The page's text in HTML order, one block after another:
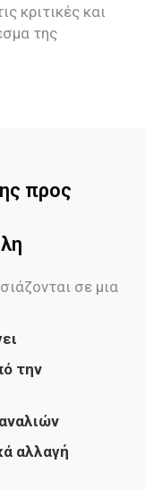
κριτικές και
της
προς
σε μια
την
αλλαγή